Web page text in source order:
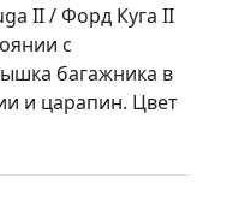
II / Форд Куга II
с
багажника в
и царапин. Цвет